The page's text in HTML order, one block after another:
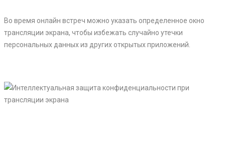
Во время онлайн встреч можно указать определенное окно
трансляции экрана, чтобы избежать случайно утечки
персональных данных из других открытых приложений.